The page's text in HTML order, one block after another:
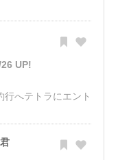
UP!
行へテトラにエント